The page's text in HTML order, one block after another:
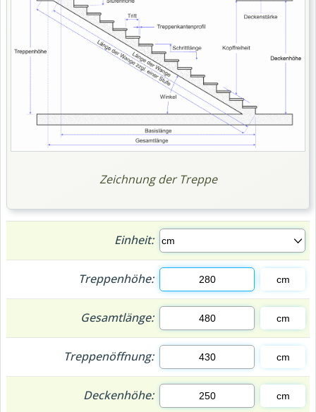
Zeichnung der Treppe
Einheit:
Treppenhöhe:
Gesamtlänge:
Treppenöffnung:
Deckenhöhe: